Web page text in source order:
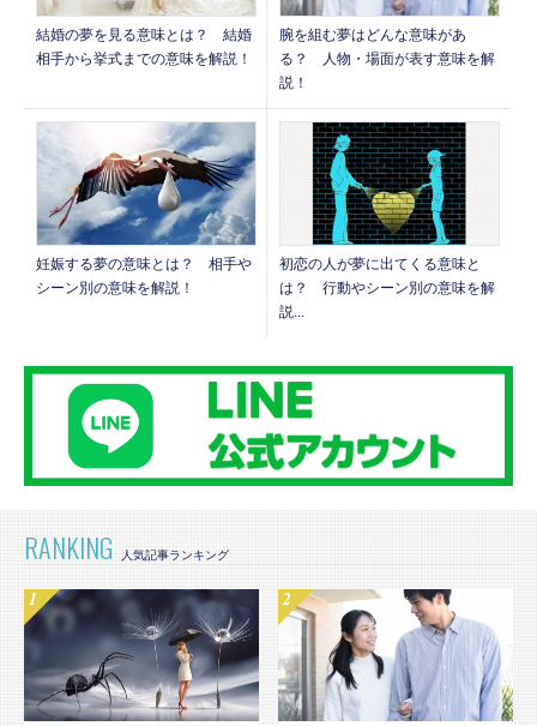
結婚の夢を見る意味とは？ 結婚
相手から挙式までの意味を解説！
腕を組む夢はどんな意味があ
る？ 人物・場面が表す意味を解
説！
妊娠する夢の意味とは？ 相手や
シーン別の意味を解説！
初恋の人が夢に出てくる意味と
は？ 行動やシーン別の意味を解
説...
RANKING